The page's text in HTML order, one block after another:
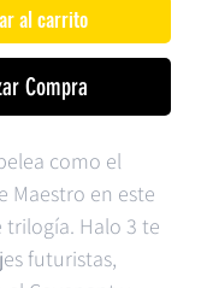
al carrito
Compra
como el
Maestro en este
trilogía. Halo 3 te
futuristas,